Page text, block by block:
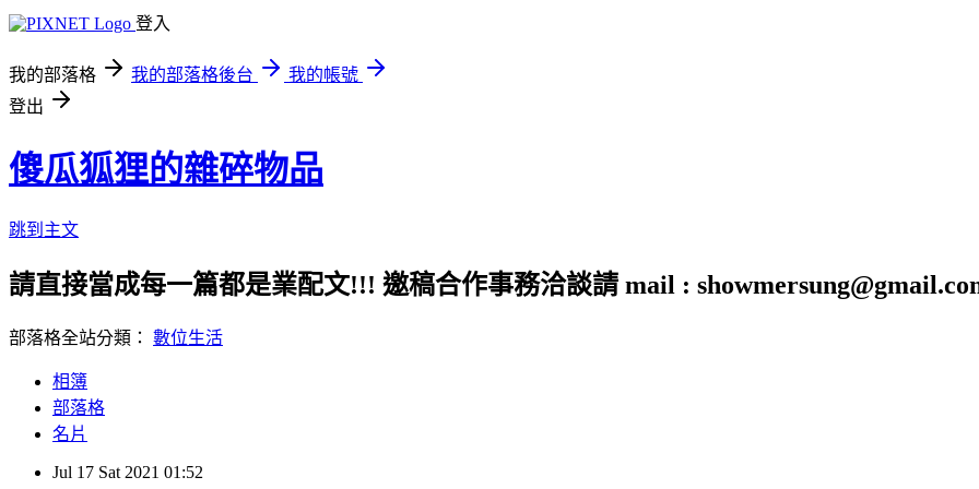
登入
我的部落格 我的部落格後台
我的帳號
登出
傻瓜狐狸的雜碎物品
跳到主文
請直接當成每一篇都是業配文!!! 邀稿合作事務洽談請 mail :
部落格全站分類： 數位生活
相簿
部落格
名片
Jul 17 Sat 2021 01:52